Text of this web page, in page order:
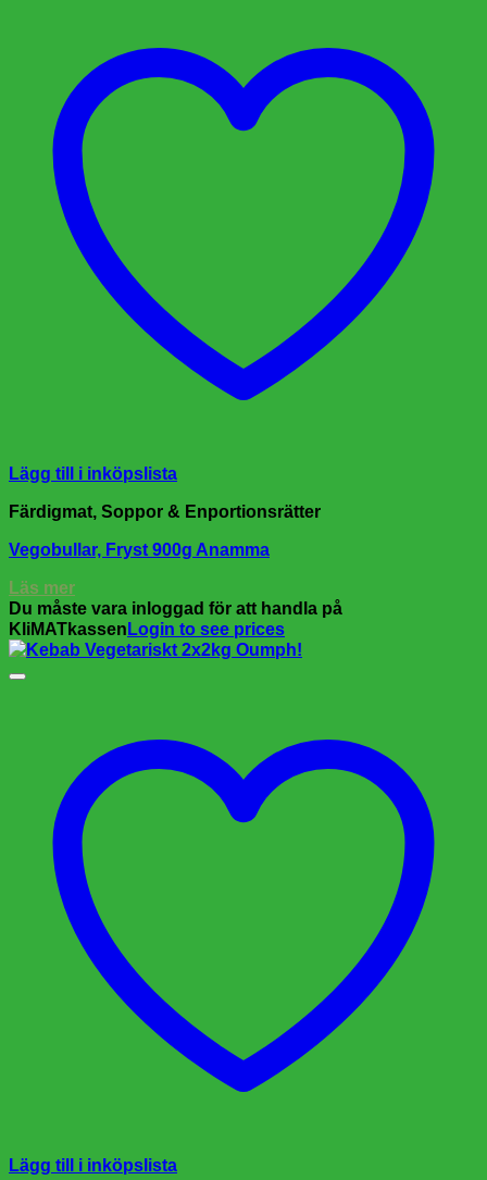
Lägg till i inköpslista
Färdigmat, Soppor & Enportionsrätter
Vegobullar, Fryst 900g Anamma
Läs mer
Du måste vara inloggad för att handla på
KliMATkassen Login to see prices
Lägg till i inköpslista